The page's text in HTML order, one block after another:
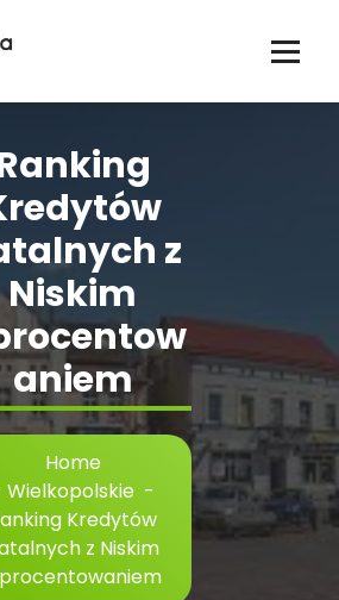
z
Niskim
aniem
Home
Wielkopolskie-
Kredytów
z Niskim